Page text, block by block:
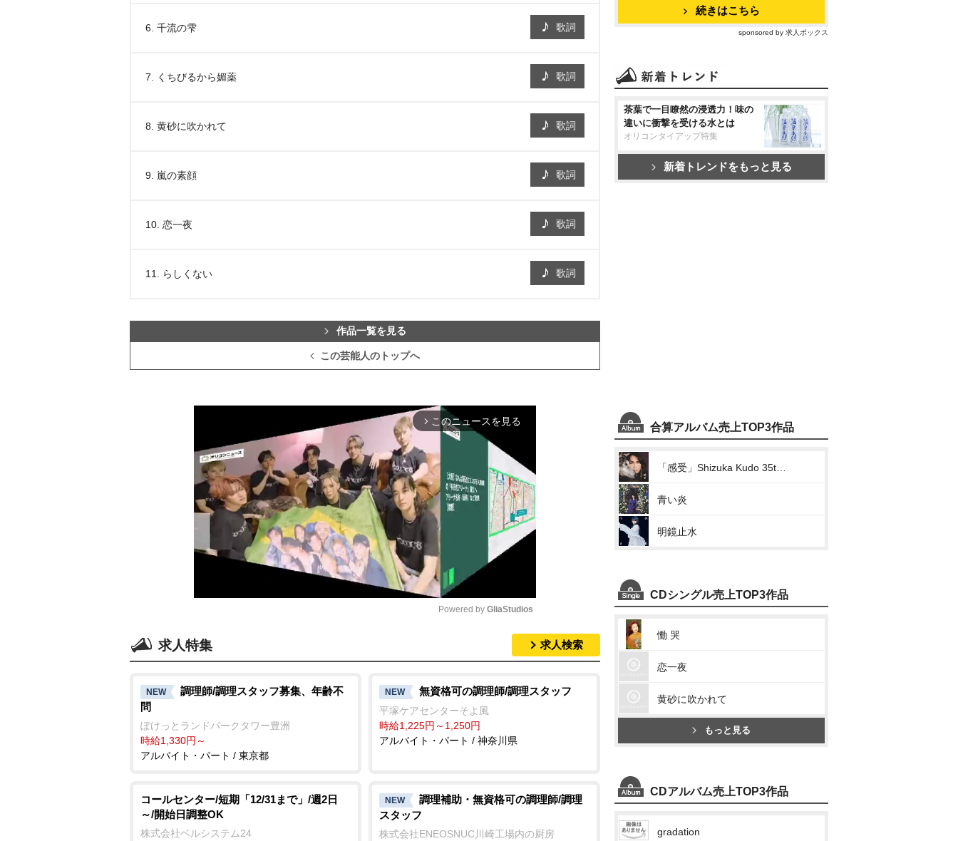
6. 千流の雫 歌詞
7. くちびるから媚薬 歌詞
8. 黄砂に吹かれて 歌詞
9. 嵐の素顔 歌詞
10. 恋一夜 歌詞
11. らしくない 歌詞
作品一覧を見る
この芸能人のトップへ
arrow_forward_ios このニュースを見る
t
e
Powered by GliaStudios
求人特集 求人検索
NEW
調理師/調理スタッフ募集、年齢不
問
ぽけっとランドパークタワー豊洲
時給1,330円～
アルバイト・パート / 東京都
NEW 無資格可の調理師/調理スタッフ
平塚ケアセンターそよ風
時給1,225円～1,250円
アルバイト・パート / 神奈川県
コールセンター/短期「12/31まで」/週2日
～/開始日調整OK
株式会社ベルシステム24
NEW
調理補助・無資格可の調理師/調理
スタッフ
株式会社ENEOSNUC川崎工場内の厨房
続きはこちら
sponsored by 求人ボックス
茶葉で一目瞭然の浸透力！味の
違いに衝撃を受ける水とは
オリコンタイアップ特集
新着トレンドをもっと見る
合算アルバム売上TOP3作品
青い炎
明鏡止水
CDシングル売上TOP3作品
慟 哭
恋一夜
黄砂に吹かれて
もっと見る
CDアルバム売上TOP3作品
gradation